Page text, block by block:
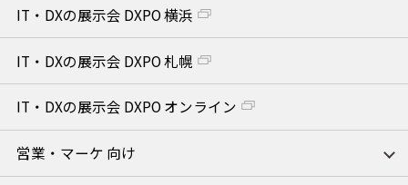
IT・DXの展示会 DXPO 横浜
IT・DXの展示会 DXPO 札幌
IT・DXの展示会 DXPO オンライン
営業・マーケ 向け